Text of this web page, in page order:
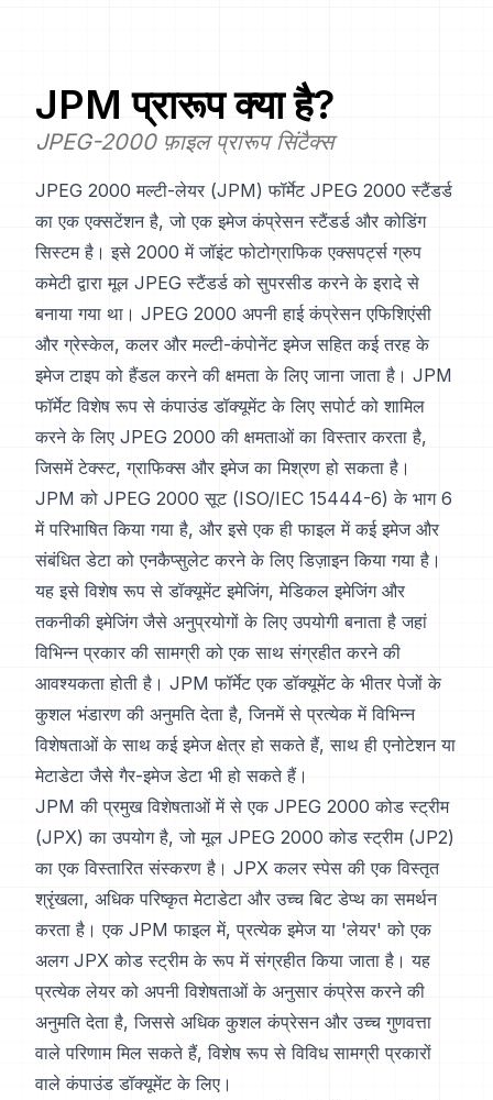
JPM प्रारूप क्या है?
JPEG-2000 फ़ाइल प्रारूप सिंटैक्स
JPEG 2000 मल्टी-लेयर (JPM) फॉर्मेट JPEG 2000 स्टैंडर्ड
का एक एक्सटेंशन है, जो एक इमेज कंप्रेसन स्टैंडर्ड और कोडिंग
सिस्टम है। इसे 2000 में जॉइंट फोटोग्राफिक एक्सपर्ट्स ग्रुप
कमेटी द्वारा मूल JPEG स्टैंडर्ड को सुपरसीड करने के इरादे से
बनाया गया था। JPEG 2000 अपनी हाई कंप्रेसन एफिशिएंसी
और ग्रेस्केल, कलर और मल्टी-कंपोनेंट इमेज सहित कई तरह के
इमेज टाइप को हैंडल करने की क्षमता के लिए जाना जाता है। JPM
फॉर्मेट विशेष रूप से कंपाउंड डॉक्यूमेंट के लिए सपोर्ट को शामिल
करने के लिए JPEG 2000 की क्षमताओं का विस्तार करता है,
जिसमें टेक्स्ट, ग्राफिक्स और इमेज का मिश्रण हो सकता है।
JPM को JPEG 2000 सूट (ISO/IEC 15444-6) के भाग 6
में परिभाषित किया गया है, और इसे एक ही फाइल में कई इमेज और
संबंधित डेटा को एनकैप्सुलेट करने के लिए डिज़ाइन किया गया है।
यह इसे विशेष रूप से डॉक्यूमेंट इमेजिंग, मेडिकल इमेजिंग और
तकनीकी इमेजिंग जैसे अनुप्रयोगों के लिए उपयोगी बनाता है जहां
विभिन्न प्रकार की सामग्री को एक साथ संग्रहीत करने की
आवश्यकता होती है। JPM फॉर्मेट एक डॉक्यूमेंट के भीतर पेजों के
कुशल भंडारण की अनुमति देता है, जिनमें से प्रत्येक में विभिन्न
विशेषताओं के साथ कई इमेज क्षेत्र हो सकते हैं, साथ ही एनोटेशन या
मेटाडेटा जैसे गैर-इमेज डेटा भी हो सकते हैं।
JPM की प्रमुख विशेषताओं में से एक JPEG 2000 कोड स्ट्रीम
(JPX) का उपयोग है, जो मूल JPEG 2000 कोड स्ट्रीम (JP2)
का एक विस्तारित संस्करण है। JPX कलर स्पेस की एक विस्तृत
श्रृंखला, अधिक परिष्कृत मेटाडेटा और उच्च बिट डेप्थ का समर्थन
करता है। एक JPM फाइल में, प्रत्येक इमेज या 'लेयर' को एक
अलग JPX कोड स्ट्रीम के रूप में संग्रहीत किया जाता है। यह
प्रत्येक लेयर को अपनी विशेषताओं के अनुसार कंप्रेस करने की
अनुमति देता है, जिससे अधिक कुशल कंप्रेसन और उच्च गुणवत्ता
वाले परिणाम मिल सकते हैं, विशेष रूप से विविध सामग्री प्रकारों
वाले कंपाउंड डॉक्यूमेंट के लिए।